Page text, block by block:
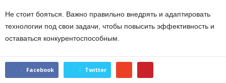
Не стоит бояться. Важно правильно внедрять и адаптировать
технологии под свои задачи, чтобы повысить эффективность и
оставаться конкурентоспособным.
Facebook Twitter